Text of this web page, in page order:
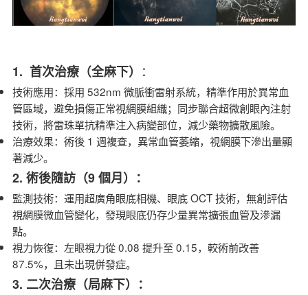
1. 首次治療（全麻下） ：
技術應用：採用 532nm 微脈衝雷射系統，精準作用於異常血
管區域，避免損傷正常視網膜組織；同步聯合超微創眼內注射
技術，將雷珠單抗精準注入病變部位，減少藥物擴散風險。
治療效果：術後 1 週複查，異常血管萎縮，視網膜下滲出量顯
著減少。
2. 術後隨訪（9 個月）：
監測技術：運用超廣角眼底相機、 眼底 OCT 技術，無創評估
視網膜微血管變化，發現眼底仍存少量異常擴張血管及滲漏
點。
視力恢復：左眼視力從 0.08 提升至 0.15，較術前改善
87.5%，且未出現併發症。
3. 二次治療（局麻下）：